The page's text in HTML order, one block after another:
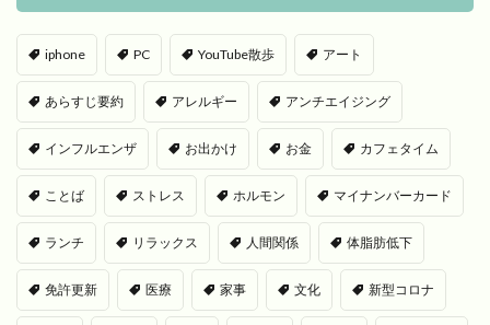
iphone PC YouTube散歩 アート
あらすじ要約 アレルギー アンチエイジング
インフルエンザ お出かけ お金 カフェタイム
ことば ストレス ホルモン マイナンバーカード
ランチ リラックス 人間関係 体脂肪低下
免許更新 医療 家事 文化 新型コロナ